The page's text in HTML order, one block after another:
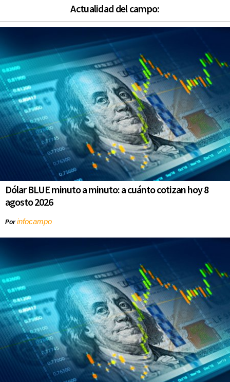
Actualidad del campo:
Dólar BLUE minuto a minuto: a cuánto cotizan hoy 8
agosto 2026
Porinfocampo